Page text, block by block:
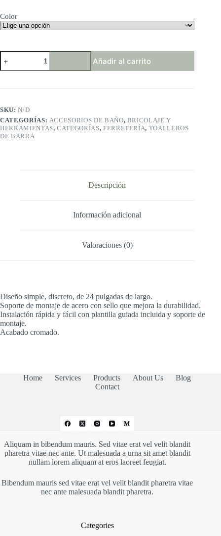
Color
Moen
Preston
24-
cantidad
Añadir al carrito
SKU:N/D
CATEGORÍAS: ACCESORIOS DE BAÑO, BRICOLAJE Y
HERRAMIENTAS,CATEGORÍAS, FERRETERÍA, TOALLEROS
DE BARRA
Descripción
Información adicional
Valoraciones (0)
Diseño simple, discreto, de 24 pulgadas de largo.
Soporte de montaje de acero con sello que mejora la durabilidad.
Instalación rápida y fácil con plantilla guiada incluida y soporte de
montaje.
Acabado cromado.
Home Services Products About Us
Blog
Contact
Aliquam in bibendum mauris. Sed vitae erat vel velit blandit
pharetra vitae nec ante. Ut malesuada a urna sit amet blandit
nullam lorem aliquam at eros laoreet feugiat.
Bibendum mauris sed vitae erat vel velit blandit pharetra vitae
nec ante malesuada blandit pharetra.
Categories